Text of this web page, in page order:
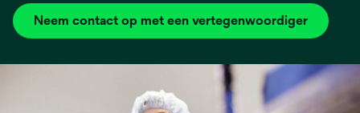
Neem contact op met een vertegenwoordiger